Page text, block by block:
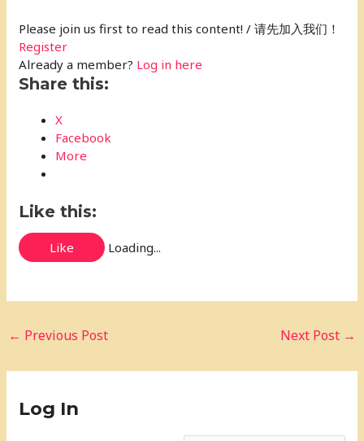
Please join us first to read this content! / 请先加入我们！
Register
Already a member? Log in here
Share this:
X
Facebook
More
Like this:
Like Loading...
← Previous Post Next Post →
Log In